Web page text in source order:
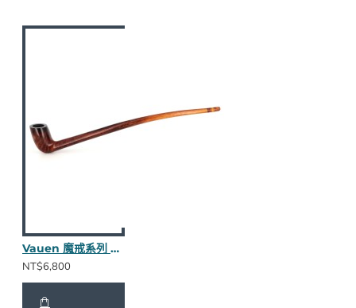
Vauen 魔戒系列 Arondor 長斗
NT$6,800